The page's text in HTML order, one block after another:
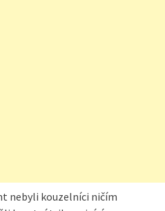
nebyli kouzelníci ničím